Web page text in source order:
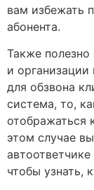
вам избежать
абонента.
Также
и
для обзвона
система, то,
отображаться
этом случае
чтобы узнать,